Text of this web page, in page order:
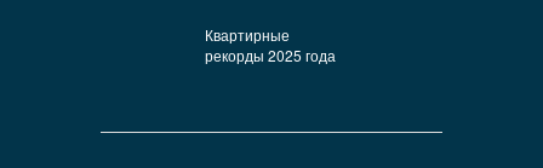
Квартирные
рекорды 2025 года